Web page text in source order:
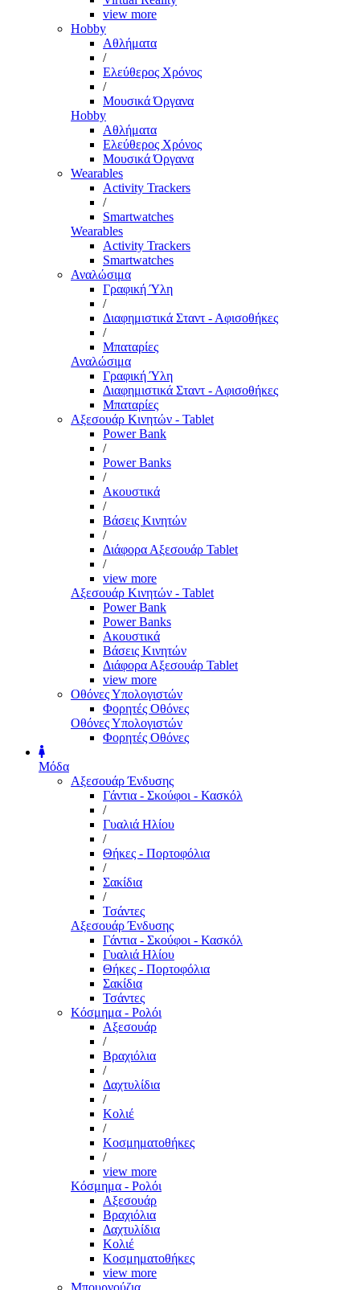
view more
Hobby
Αθλήματα
/
Ελεύθερος Χρόνος
/
Μουσικά Όργανα
Hobby
Αθλήματα
Ελεύθερος Χρόνος
Μουσικά Όργανα
Wearables
Activity Trackers
/
Smartwatches
Wearables
Activity Trackers
Smartwatches
Αναλώσιμα
Γραφική Ύλη
/
Διαφημιστικά Σταντ - Αφισοθήκες
/
Μπαταρίες
Αναλώσιμα
Γραφική Ύλη
Διαφημιστικά Σταντ - Αφισοθήκες
Μπαταρίες
Αξεσουάρ Κινητών - Tablet
Power Bank
/
Power Banks
/
Ακουστικά
/
Βάσεις Κινητών
/
Διάφορα Αξεσουάρ Tablet
/
view more
Αξεσουάρ Κινητών - Tablet
Power Bank
Power Banks
Ακουστικά
Βάσεις Κινητών
Διάφορα Αξεσουάρ Tablet
view more
Οθόνες Υπολογιστών
Φορητές Οθόνες
Οθόνες Υπολογιστών
Φορητές Οθόνες
Μόδα
Αξεσουάρ Ένδυσης
Γάντια - Σκούφοι - Κασκόλ
/
Γυαλιά Ηλίου
/
Θήκες - Πορτοφόλια
/
Σακίδια
/
Τσάντες
Αξεσουάρ Ένδυσης
Γάντια - Σκούφοι - Κασκόλ
Γυαλιά Ηλίου
Θήκες - Πορτοφόλια
Σακίδια
Τσάντες
Κόσμημα - Ρολόι
Αξεσουάρ
/
Βραχιόλια
/
Δαχτυλίδια
/
Κολιέ
/
Κοσμηματοθήκες
/
view more
Κόσμημα - Ρολόι
Αξεσουάρ
Βραχιόλια
Δαχτυλίδια
Κολιέ
Κοσμηματοθήκες
view more
Μπουρνούζια